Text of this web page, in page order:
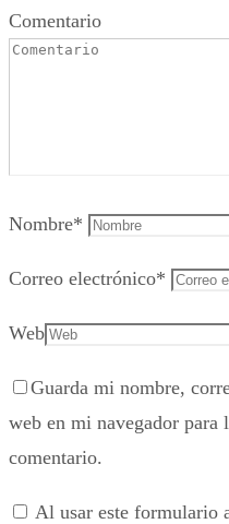
Comentario
Nombre*
Correo electrónico*
Web
Guarda mi nombre,
web en mi navegador para
comentario.
Al usar este formulario